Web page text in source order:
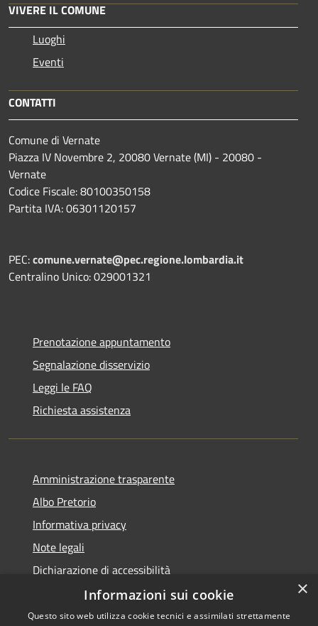
VIVERE IL COMUNE
Luoghi
Eventi
CONTATTI
Comune di Vernate
Piazza IV Novembre 2, 20080 Vernate (MI) - 20080 -
Vernate
Codice Fiscale: 80100350158
Partita IVA: 06301120157
PEC:comune.vernate@pec.regione.lombardia.it
Centralino Unico: 029001321
Prenotazione appuntamento
Segnalazione disservizio
Leggi le FAQ
Richiesta assistenza
Amministrazione trasparente
Albo Pretorio
Informativa privacy
Note legali
Dichiarazione di accessibilità
×
Informazioni sui cookie
Questo sito web utilizza cookie tecnici e assimilati strettamente